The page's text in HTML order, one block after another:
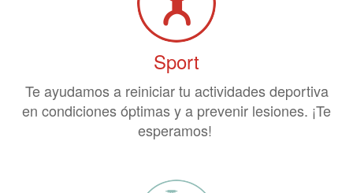
Sport
Te ayudamos a reiniciar tu actividades deportiva
en condiciones óptimas y a prevenir lesiones. ¡Te
esperamos!